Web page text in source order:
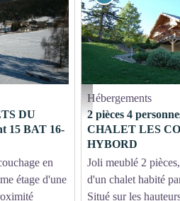
DU
15 BAT 16-
en
étage d'une
Studio - Hybord
Hébergements
2 pièces 4
CHALET LES
HYBORD
Joli meublé 2
d'un chalet habité
Situé sur les